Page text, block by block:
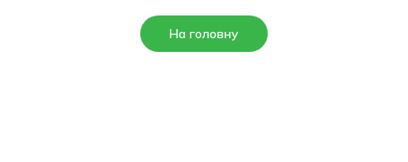
На головну